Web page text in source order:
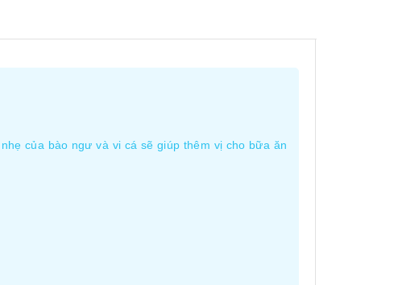
của bào ngư và vi cá sẽ giúp thêm vị cho bữa ăn